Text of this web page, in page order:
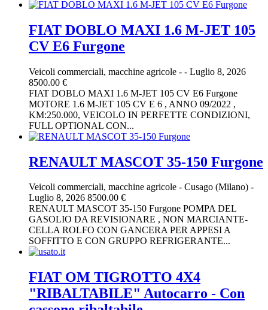
FIAT DOBLO MAXI 1.6 M-JET 105
CV E6 Furgone
Veicoli commerciali, macchine agricole - - Luglio 8, 2026
8500.00 €
FIAT DOBLO MAXI 1.6 M-JET 105 CV E6 Furgone
MOTORE 1.6 M-JET 105 CV E 6 , ANNO 09/2022 ,
KM:250.000, VEICOLO IN PERFETTE CONDIZIONI,
FULL OPTIONAL CON...
RENAULT MASCOT 35-150 Furgone
Veicoli commerciali, macchine agricole - Cusago (Milano) -
Luglio 8, 2026 8500.00 €
RENAULT MASCOT 35-150 Furgone POMPA DEL
GASOLIO DA REVISIONARE , NON MARCIANTE-
CELLA ROLFO CON GANCERA PER APPESI A
SOFFITTO E CON GRUPPO REFRIGERANTE...
FIAT OM TIGROTTO 4X4
"RIBALTABILE" Autocarro - Con